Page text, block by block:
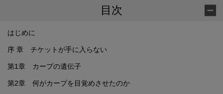
目次
はじめに
序 章 チケットが手に入らない
第1章 カープの遺伝子
第2章 何がカープを目覚めさせたのか